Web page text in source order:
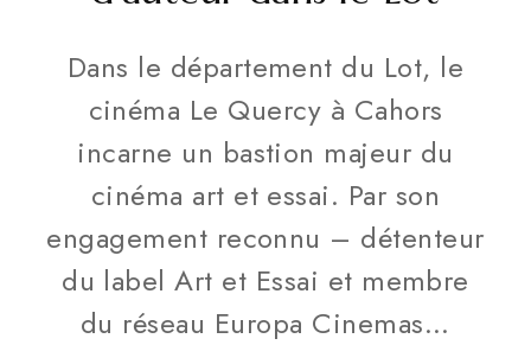
Dans le département du Lot, le
cinéma Le Quercy à Cahors
incarne un bastion majeur du
cinéma art et essai. Par son
engagement reconnu – détenteur
du label Art et Essai et membre
du réseau Europa Cinemas...